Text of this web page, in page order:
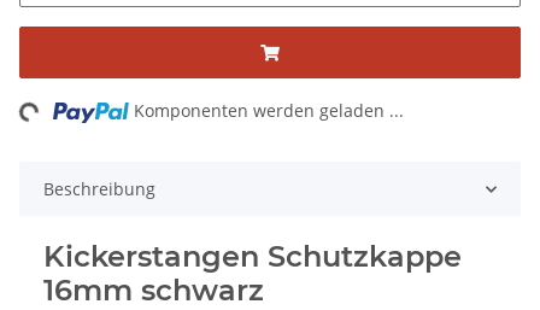
Komponenten werden geladen ...
Beschreibung
Kickerstangen Schutzkappe
16mm schwarz